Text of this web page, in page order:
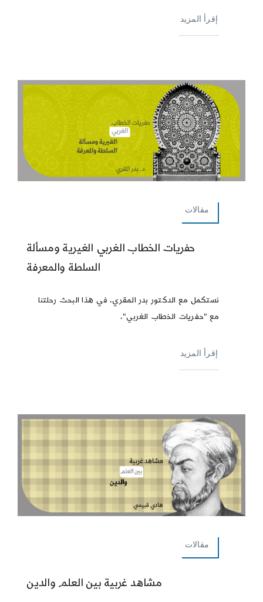
إقرأ المزيد
مقالات
حفريات الخطاب الغربي الغيرية ومسألة
السلطة والمعرفة
نستكمل مع الدكتور بدر المقري، في هذا البحث رحلتنا
مع "حفريات الخطاب الغربي"،
إقرأ المزيد
مقالات
مشاهد غربية بين العلم والدين